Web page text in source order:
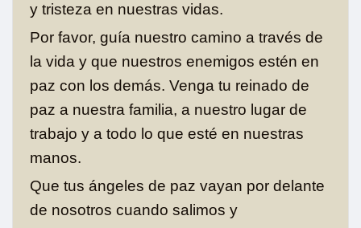
y tristeza en nuestras vidas.
Por favor, guía nuestro camino a través de
la vida y que nuestros enemigos estén en
paz con los demás. Venga tu reinado de
paz a nuestra familia, a nuestro lugar de
trabajo y a todo lo que esté en nuestras
manos.
Que tus ángeles de paz vayan por delante
de nosotros cuando salimos y